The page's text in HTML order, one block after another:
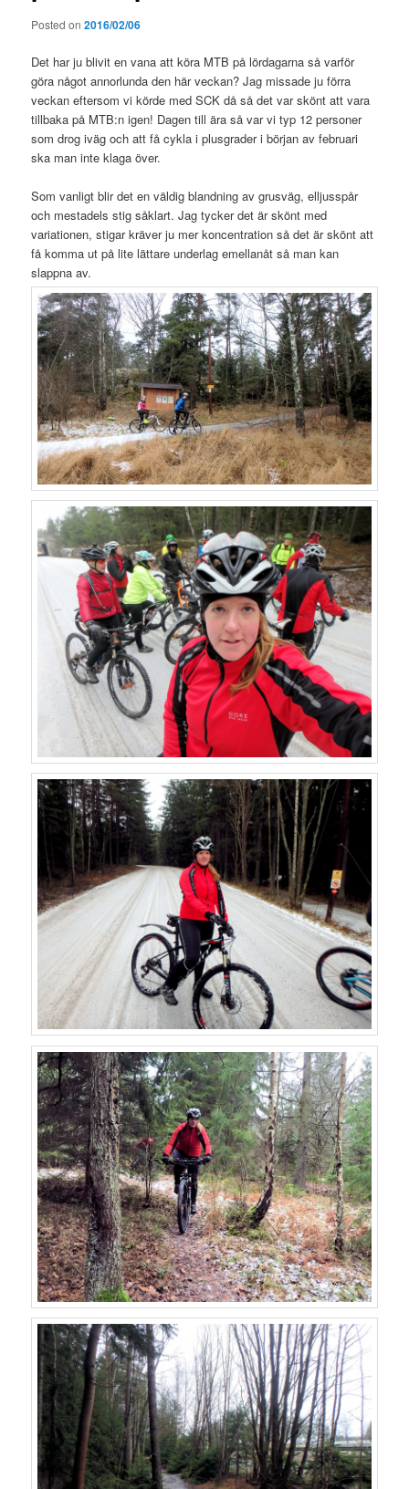
Posted on2016/02/06
Det har ju blivit en vana att köra MTB på lördagarna så varför
göra något annorlunda den här veckan? Jag missade ju förra
veckan eftersom vi körde med SCK då så det var skönt att vara
tillbaka på MTB:n igen! Dagen till ära så var vi typ 12 personer
som drog iväg och att få cykla i plusgrader i början av februari
ska man inte klaga över.
Som vanligt blir det en väldig blandning av grusväg, elljusspår
och mestadels stig såklart. Jag tycker det är skönt med
variationen, stigar kräver ju mer koncentration så det är skönt att
få komma ut på lite lättare underlag emellanåt så man kan
slappna av.